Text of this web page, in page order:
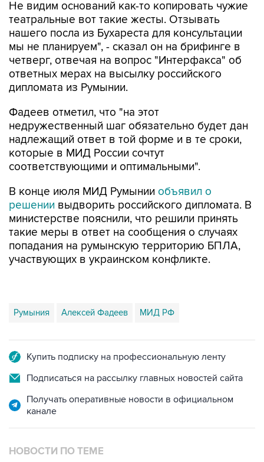
Не видим оснований как-то копировать чужие
театральные вот такие жесты. Отзывать
нашего посла из Бухареста для консультации
мы не планируем", - сказал он на брифинге в
четверг, отвечая на вопрос "Интерфакса" об
ответных мерах на высылку российского
дипломата из Румынии.
Фадеев отметил, что "на этот
недружественный шаг обязательно будет дан
надлежащий ответ в той форме и в те сроки,
которые в МИД России сочтут
соответствующими и оптимальными".
В конце июля МИД Румынии объявил о
решении выдворить российского дипломата. В
министерстве пояснили, что решили принять
такие меры в ответ на сообщения о случаях
попадания на румынскую территорию БПЛА,
участвующих в украинском конфликте.
Румыния Алексей Фадеев МИД РФ
Купить подписку на профессиональную ленту
Подписаться на рассылку главных новостей сайта
Получать оперативные новости в официальном
канале
НОВОСТИ ПО ТЕМЕ